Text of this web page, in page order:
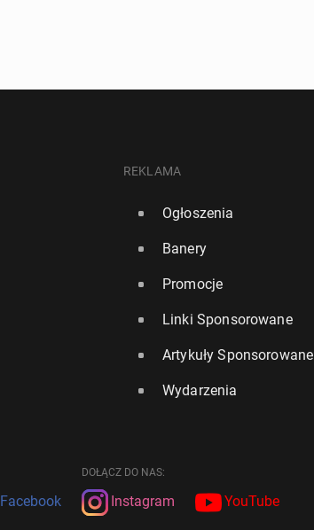
REKLAMA
Ogłoszenia
Banery
Promocje
Linki Sponsorowane
Artykuły Sponsorowane
Wydarzenia
DOŁĄCZ DO NAS:
Facebook Instagram YouTube